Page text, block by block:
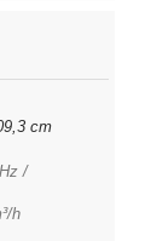
cm
/
h